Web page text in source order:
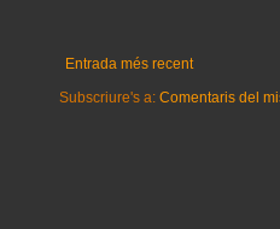
Entrada més recent
Subscriure's a: Comentaris del